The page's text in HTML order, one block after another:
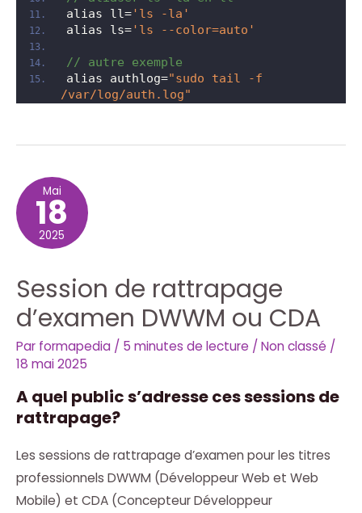
alias ll='ls -la'
alias ls='ls --color=auto'
// autre exemple
alias authlog="sudo tail -f
/var/log/auth.log"
Mai
18
2025
Session de rattrapage
d’examen DWWM ou CDA
Par formapedia / 5 minutes de lecture / Non classé /
18 mai 2025
A quel public s’adresse ces sessions de
rattrapage?
Les sessions de rattrapage d’examen pour les titres
professionnels DWWM (Développeur Web et Web
Mobile) et CDA (Concepteur Développeur